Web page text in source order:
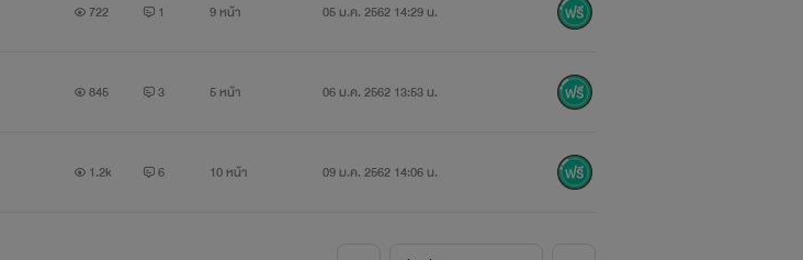
722 1 9 หน้า 05 ม.ค. 2562 14:29 น.
845 3 5 หน้า 06 ม.ค. 2562 13:53 น.
1.2k 6 10 หน้า 09 ม.ค. 2562 14:06 น.